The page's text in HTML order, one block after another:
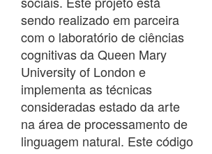
sendo realizado em parceira
com o laboratório de ciências
cognitivas da Queen Mary
University of London e
implementa as técnicas
consideradas estado da arte
na área de processamento de
linguagem natural. Este código